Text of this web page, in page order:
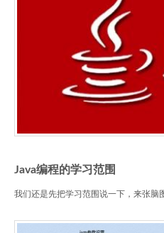
Java编程的学习范围
我们还是先把学习范围说一下，来张脑